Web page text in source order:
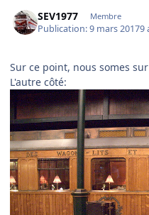
SEV1977 Membre
Publication:9 mars 20179
Sur ce point, nous somes
L'autre côté: